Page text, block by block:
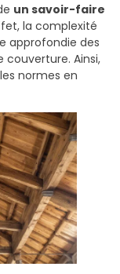
un savoir-faire
la complexité
approfondie des
couverture. Ainsi,
normes en